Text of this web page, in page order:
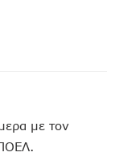
με τον